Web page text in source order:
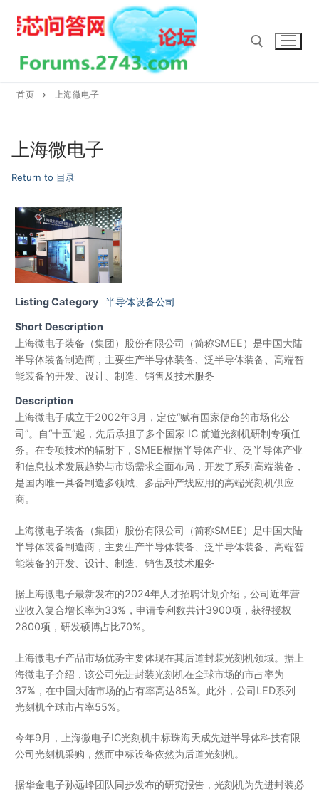
首页 上海微电子
上海微电子
Return to 目录
Listing Category 半导体设备公司
Short Description
上海微电子装备（集团）股份有限公司（简称SMEE）是中国大陆
半导体装备制造商，主要生产半导体装备、泛半导体装备、高端智
能装备的开发、设计、制造、销售及技术服务
Description
上海微电子成立于2002年3月，定位“赋有国家使命的市场化公
司”。自“十五”起，先后承担了多个国家 IC 前道光刻机研制专项任
务。在专项技术的辐射下，SMEE根据半导体产业、泛半导体产业
和信息技术发展趋势与市场需求全面布局，开发了系列高端装备，
是国内唯一具备制造多领域、多品种产线应用的高端光刻机供应
商。
上海微电子装备（集团）股份有限公司（简称SMEE）是中国大陆
半导体装备制造商，主要生产半导体装备、泛半导体装备、高端智
能装备的开发、设计、制造、销售及技术服务
据上海微电子最新发布的2024年人才招聘计划介绍，公司近年营
业收入复合增长率为33%，申请专利数共计3900项，获得授权
2800项，研发硕博占比70%。
上海微电子产品市场优势主要体现在其后道封装光刻机领域。据上
海微电子介绍，该公司先进封装光刻机在全球市场的市占率为
37%，在中国大陆市场的占有率高达85%。此外，公司LED系列
光刻机全球市占率55%。
今年9月，上海微电子IC光刻机中标珠海天成先进半导体科技有限
公司光刻机采购，然而中标设备依然为后道光刻机。
据华金电子孙远峰团队同步发布的研究报告，光刻机为先进封装必